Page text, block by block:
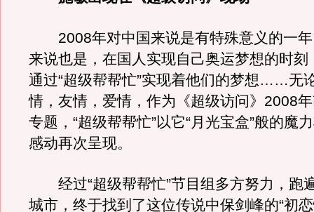
2008年对中国来说是有特殊意义的一年
来说也是，在国人实现自己奥运梦想的时刻
通过“超级帮帮忙”实现着他们的梦想……无
情，友情，爱情，作为《超级访问》2008
专题，“超级帮帮忙”以它“月光宝盒”般的魔
感动再次呈现。
经过“超级帮帮忙”节目组多方努力，跑
城市，终于找到了这位传说中保剑峰的“初